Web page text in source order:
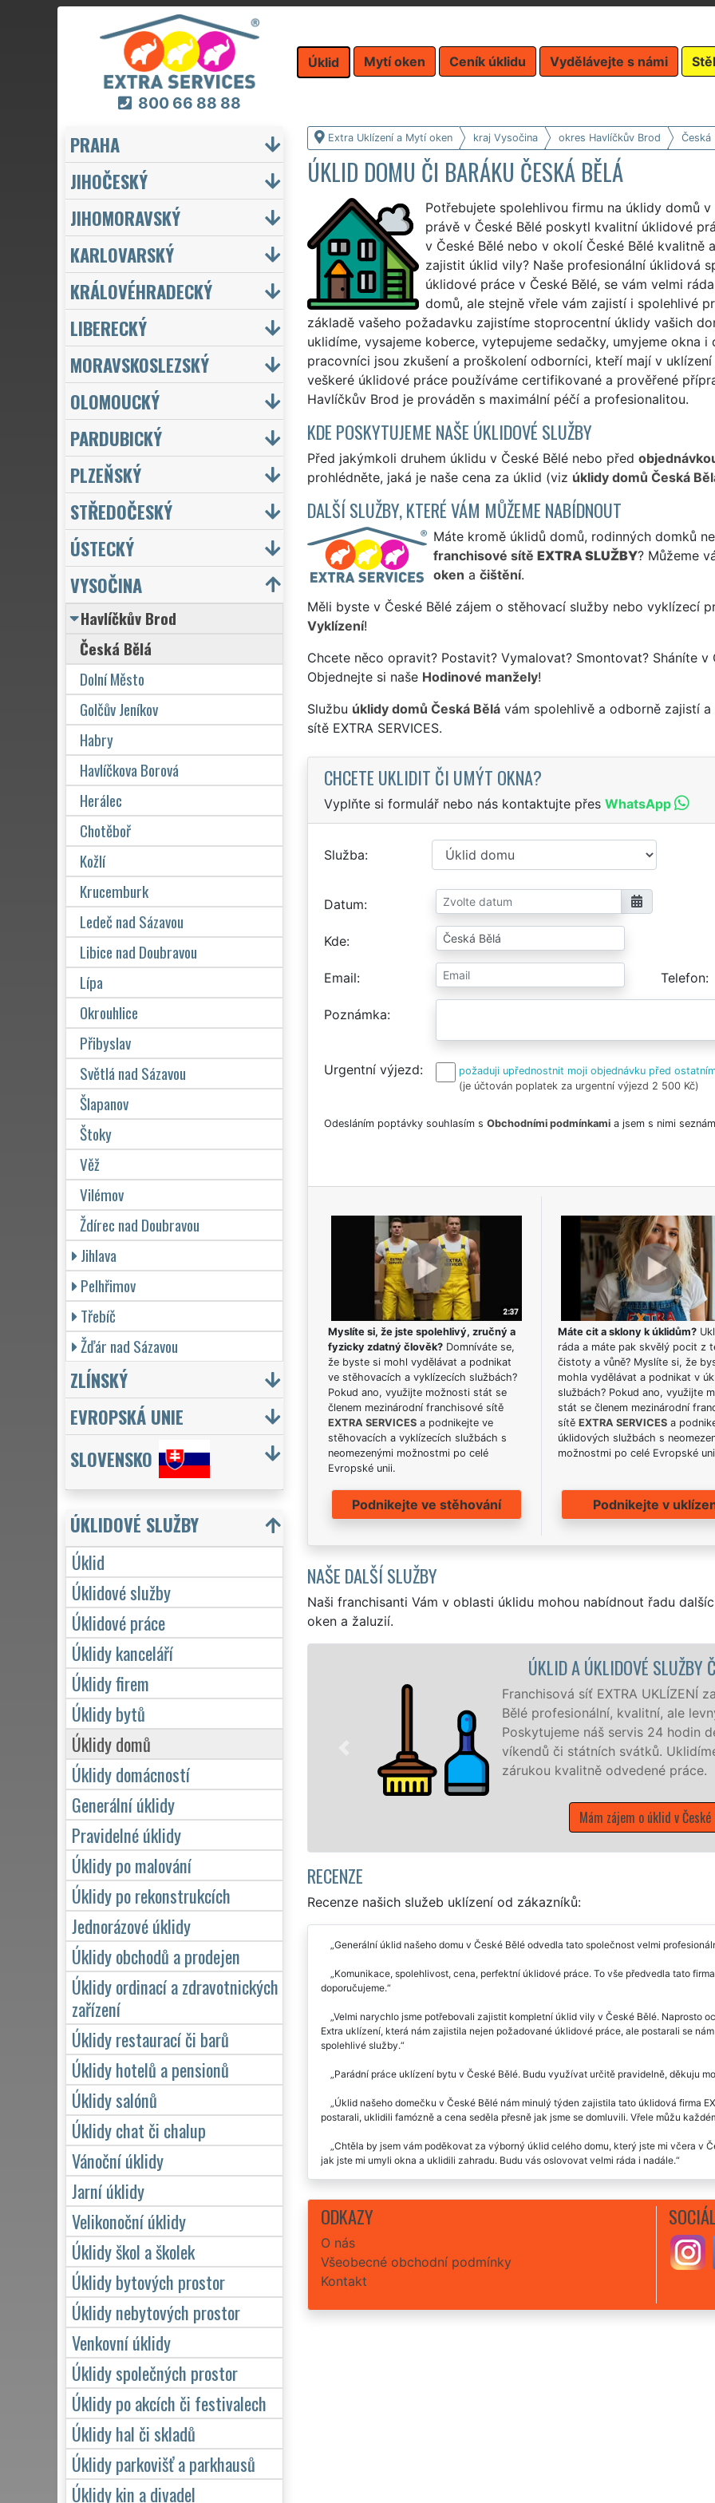
800 66 88 88
Úklid Mytí oken Ceník úklidu Vydělávejte s námi
Extra Uklízení a Mytí oken kraj Vysočina okres Havlíčkův Brod Česká
ÚKLID DOMU ČI BARÁKU ČESKÁ BĚLÁ
Potřebujete spolehlivou firmu na úklidy domů
právě v České Bělé poskytl kvalitní úklidové
v České Bělé nebo v okolí České Bělé
zajistit úklid vily? Naše profesionální úklidová
úklidové práce v České Bělé, se vám velmi
domů, ale stejně vřele vám zajistí i spolehlivé
základě vašeho požadavku zajistíme stoprocentní úklidy vašich
uklidíme, vysajeme koberce, vytepujeme sedačky, umyjeme okna
pracovníci jsou zkušení a proškolení odborníci, kteří mají v
veškeré úklidové práce používáme certifikované a prověřené
Havlíčkův Brod je prováděn s maximální péčí a profesionalitou.
KDE POSKYTUJEME NAŠE ÚKLIDOVÉ SLUŽBY
Před jakýmkoli druhem úklidu v České Bělé nebo před
prohlédněte, jaká je naše cena za úklid (viz úklidy domů Česká
DALŠÍ SLUŽBY, KTERÉ VÁM MŮŽEME NABÍDNOUT
Máte kromě úklidů domů, rodinných domků
franchisové sítě EXTRA SLUŽBY? Můžeme
oken a čištění.
Měli byste v České Bělé zájem o stěhovací služby nebo vyklízecí
Vyklízení!
Chcete něco opravit? Postavit? Vymalovat? Smontovat? Sháníte
Objednejte si naše Hodinové manžely!
Službu úklidy domů Česká Bělávám spolehlivě a odborně zajistí
sítě EXTRA SERVICES.
CHCETE UKLIDIT ČI UMÝT OKNA?
Vyplňte si formulář nebo nás kontaktujte přes WhatsApp
Služba
Datum
Kde
Email Telefon
Poznámka
Urgentní výjezd
požaduji upřednostnit moji objednávku před
(je účtován poplatek za urgentní výjezd 2 500 Kč)
Odesláním poptávky souhlasím s Obchodními podmínkamia jsem s nimi
Myslíte si, že jste spolehlivý, zručný a
fyzicky zdatný člověk?Domníváte se,
že byste si mohl vydělávat a podnikat
ve stěhovacích a vyklízecích službách?
Pokud ano, využijte možnosti stát se
členem mezinárodní franchisové sítě
EXTRA SERVICESa podnikejte ve
stěhovacích a vyklízecích službách s
neomezenými možnostmi po celé
Evropské unii.
Podnikejte ve stěhování
Máte cit a sklony k úklidům?
ráda a máte pak skvělý pocit z
čistoty a vůně? Myslíte si, že
mohla vydělávat a podnikat v
službách? Pokud ano, využijte
stát se členem mezinárodní
sítě EXTRA SERVICESa
úklidových službách s
možnostmi po celé Evropské
Podnikejte v
NAŠE DALŠÍ SLUŽBY
Naši franchisanti Vám v oblasti úklidu mohou nabídnout řadu
oken a žaluzií.
ÚKLID A ÚKLIDOVÉ SLUŽBY ČESKÁ BĚLÁ
Franchisová síť EXTRA UKLÍZENÍ zajišťuje v
Bělé profesionální, kvalitní, ale levný úklid
Poskytujeme náš servis 24 hodin denně, 7
víkendů či státních svátků. Uklidíme vše, co
zárukou kvalitně odvedené práce.
Mám zájem o úklid v České Bělé
RECENZE
Recenze našich služeb uklízení od zákazníků:
Generální úklid našeho domu v České Bělé odvedla tato společnost velmi
Komunikace, spolehlivost, cena, perfektní úklidové práce. To vše předvedla tato
doporučujeme.
Velmi narychlo jsme potřebovali zajistit kompletní úklid vily v České Bělé. Naprosto
Extra uklízení, která nám zajistila nejen požadované úklidové práce, ale postarali se
spolehlivé služby.
Parádní práce uklízení bytu v České Bělé. Budu využívat určitě pravidelně, děkuju
Úklid našeho domečku v České Bělé nám minulý týden zajistila tato úklidová firma
postarali, uklidili famózně a cena seděla přesně jak jsme se domluvili. Vřele můžu
Chtěla by jsem vám poděkovat za výborný úklid celého domu, který jste mi včera v
jak jste mi umyli okna a uklidili zahradu. Budu vás oslovovat velmi ráda i nadále.
Precizní, rychlí, velmi ochotní. Cena naprosto odpovídala kvalitnímu úklidu domu.
ODKAZY
O nás
Všeobecné obchodní podmínky
Kontakt
PRAHA
JIHOČESKÝ
JIHOMORAVSKÝ
KARLOVARSKÝ
KRÁLOVÉHRADECKÝ
LIBERECKÝ
MORAVSKOSLEZSKÝ
OLOMOUCKÝ
PARDUBICKÝ
PLZEŇSKÝ
STŘEDOČESKÝ
ÚSTECKÝ
VYSOČINA
Havlíčkův Brod
Česká Bělá
Dolní Město
Golčův Jeníkov
Habry
Havlíčkova Borová
Herálec
Chotěboř
Kožlí
Krucemburk
Ledeč nad Sázavou
Libice nad Doubravou
Lípa
Okrouhlice
Přibyslav
Světlá nad Sázavou
Šlapanov
Štoky
Věž
Vilémov
Ždírec nad Doubravou
Jihlava
Pelhřimov
Třebíč
Žďár nad Sázavou
ZLÍNSKÝ
EVROPSKÁ UNIE
SLOVENSKO
ÚKLIDOVÉ SLUŽBY
Úklid
Úklidové služby
Úklidové práce
Úklidy kanceláří
Úklidy firem
Úklidy bytů
Úklidy domů
Úklidy domácností
Generální úklidy
Pravidelné úklidy
Úklidy po malování
Úklidy po rekonstrukcích
Jednorázové úklidy
Úklidy obchodů a prodejen
Úklidy ordinací a zdravotnických
zařízení
Úklidy restaurací či barů
Úklidy hotelů a pensionů
Úklidy salónů
Úklidy chat či chalup
Vánoční úklidy
Jarní úklidy
Velikonoční úklidy
Úklidy škol a školek
Úklidy bytových prostor
Úklidy nebytových prostor
Venkovní úklidy
Úklidy společných prostor
Úklidy po akcích či festivalech
Úklidy hal či skladů
Úklidy parkovišť a parkhausů
Úklidy kin a divadel